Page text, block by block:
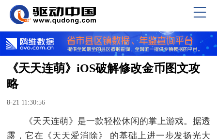
《天天连萌》iOS破解修改金币图文攻
略
8-21 11:30:56
《天天连萌》是一款轻松休闲的掌上游戏。据透
露，它在《天天爱消除》 的基础上进一步发扬光大